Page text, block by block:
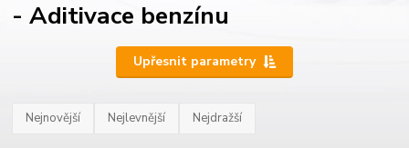
- Aditivace benzínu
Upřesnit parametry
Nejnovější Nejlevnější Nejdražší